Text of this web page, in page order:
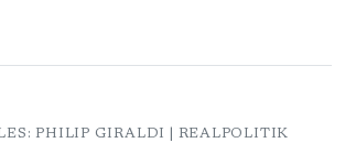
PHILIP GIRALDI | REALPOLITIK